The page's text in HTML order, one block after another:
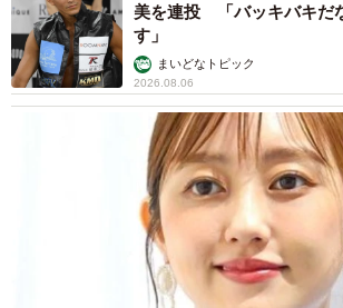
美を連投 「バッキバキだ
す」
まいどなトピック
2026.08.06